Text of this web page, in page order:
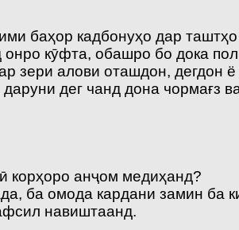
баҳор кадбонуҳо дар
кӯфта, обашро бо дока
алови оташдон, дегдон ё
дег чанд дона чормағз
корҳоро анҷом медиҳанд?
ба омода кардани замин ба
навиштаанд.